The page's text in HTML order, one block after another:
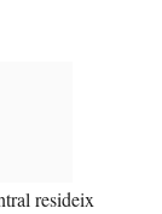
resideix